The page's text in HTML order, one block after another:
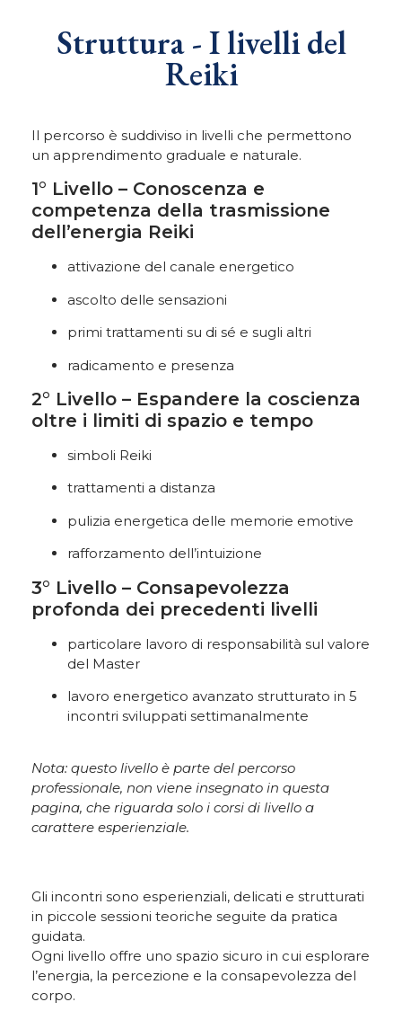
Struttura - I livelli del
Reiki
Il percorso è suddiviso in livelli che permettono
un apprendimento graduale e naturale.
1° Livello – Conoscenza e
competenza della trasmissione
dell’energia Reiki
attivazione del canale energetico
ascolto delle sensazioni
primi trattamenti su di sé e sugli altri
radicamento e presenza
2° Livello – Espandere la coscienza
oltre i limiti di spazio e tempo
simboli Reiki
trattamenti a distanza
pulizia energetica delle memorie emotive
rafforzamento dell’intuizione
3° Livello – Consapevolezza
profonda dei precedenti livelli
particolare lavoro di responsabilità sul valore
del Master
lavoro energetico avanzato strutturato in 5
incontri sviluppati settimanalmente
Nota: questo livello è parte del percorso
professionale, non viene insegnato in questa
pagina, che riguarda solo i corsi di livello a
carattere esperienziale.
Gli incontri sono esperienziali, delicati e strutturati
in piccole sessioni teoriche seguite da pratica
guidata.
Ogni livello offre uno spazio sicuro in cui esplorare
l’energia, la percezione e la consapevolezza del
corpo.